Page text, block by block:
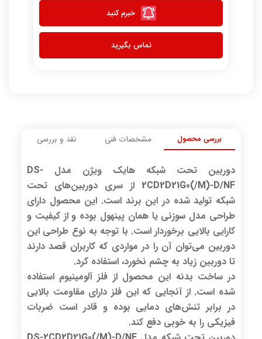
خبرم کنید
تماس بگیرید
بررسی محصول مشخصات فنی نقد و بررسی
دوربین تحت شبکه هایک ویژن مدل DS-
2CD2D21G0(/M)-D/NFاز سری دوربین‌های تحت
شبکه تولید شده در این برند است. این محصول دارای
طراحی مدل سوزنی یا همان پینهول بوده و از کیفیت و
کارایی بالایی برخوردار است. با توجه به نوع طراحی این
دوربین می‌توان آن را در مواردی که کاربران قصد دارند
تا دوربین زیاد به چشم نخورد، استفاده کرد.
در ساخت بدنه این محصول از فلز آلومینیوم استفاده
شده است. از آنجایی که این فلز دارای مقاومت بالایی
در برابر تنش‌های دمایی بوده و قادر است ضربات
فیزیکی را به خوبی دفع کند.